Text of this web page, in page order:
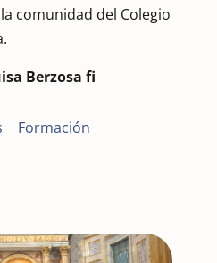
comunidad del Colegio
Berzosa fi
Formación